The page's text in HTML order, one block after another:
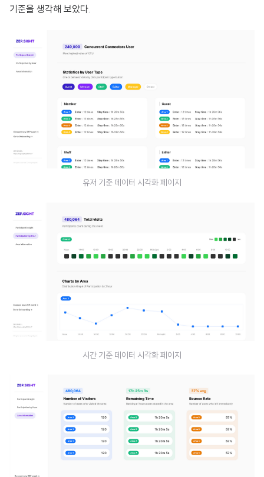
기준을 생각해 보았다.
유저 기준 데이터 시각화 페이지
시간 기준 데이터 시각화 페이지